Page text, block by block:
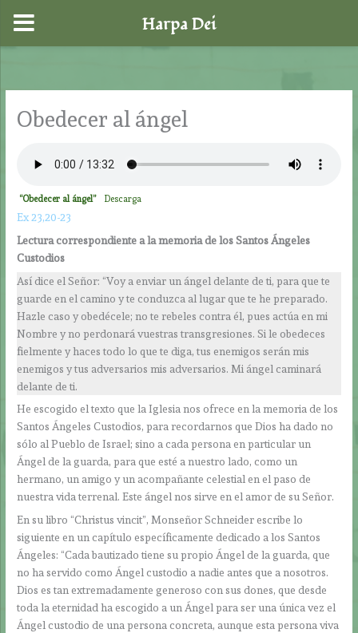
contenido
Obedecer al ángel
“Obedecer al ángel” Descarga
Ex 23,20-23
Lectura correspondiente a la memoria de los Santos Ángeles
Custodios
Así dice el Señor: “Voy a enviar un ángel delante de ti, para que te
guarde en el camino y te conduzca al lugar que te he preparado.
Hazle caso y obedécele; no te rebeles contra él, pues actúa en mi
Nombre y no perdonará vuestras transgresiones. Si le obedeces
fielmente y haces todo lo que te diga, tus enemigos serán mis
enemigos y tus adversarios mis adversarios. Mi ángel caminará
delante de ti.
He escogido el texto que la Iglesia nos ofrece en la memoria de los
Santos Ángeles Custodios, para recordarnos que Dios ha dado no
sólo al Pueblo de Israel; sino a cada persona en particular un
Ángel de la guarda, para que esté a nuestro lado, como un
hermano, un amigo y un acompañante celestial en el paso de
nuestra vida terrenal. Este ángel nos sirve en el amor de su Señor.
En su libro “Christus vincit”, Monseñor Schneider escribe lo
siguiente en un capítulo específicamente dedicado a los Santos
Ángeles: “Cada bautizado tiene su propio Ángel de la guarda, que
no ha servido como Ángel custodio a nadie antes que a nosotros.
Dios es tan extremadamente generoso con sus dones, que desde
toda la eternidad ha escogido a un Ángel para ser una única vez el
Ángel custodio de una persona concreta, aunque esta persona viva
Harpa Dei